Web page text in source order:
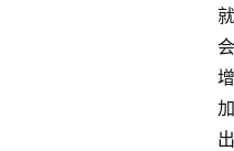
就
会
增
加
出